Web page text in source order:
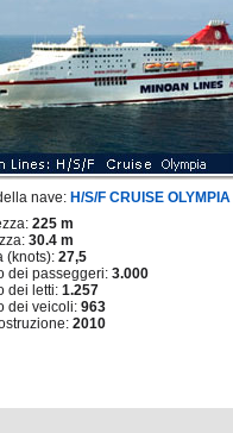
nave: H/S/F CRUISE OLYMPIA
225 m
30.4 m
(knots):27,5
dei passeggeri:3.000
dei letti:1.257
dei veicoli:963
2010